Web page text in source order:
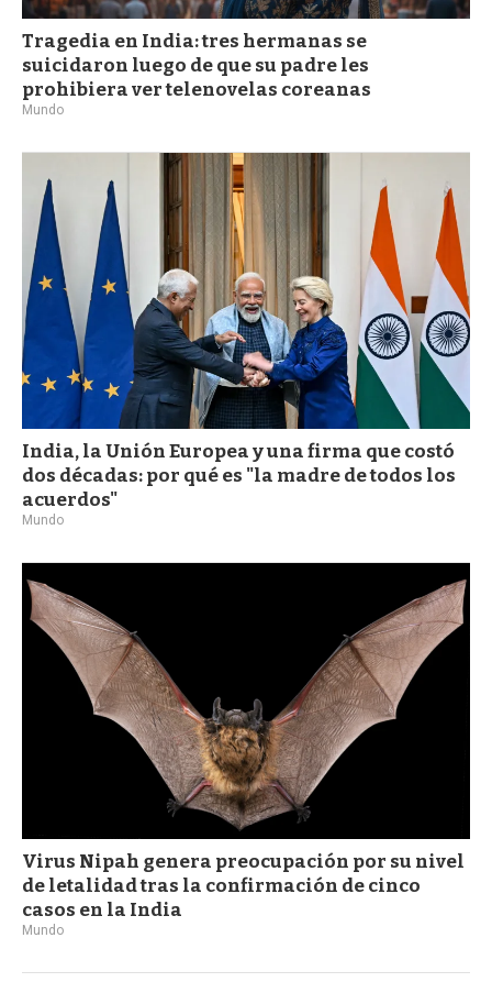
Tragedia en India: tres hermanas se
suicidaron luego de que su padre les
prohibiera ver telenovelas coreanas
Mundo
India, la Unión Europea y una firma que costó
dos décadas: por qué es "la madre de todos los
acuerdos"
Mundo
Virus Nipah genera preocupación por su nivel
de letalidad tras la confirmación de cinco
casos en la India
Mundo